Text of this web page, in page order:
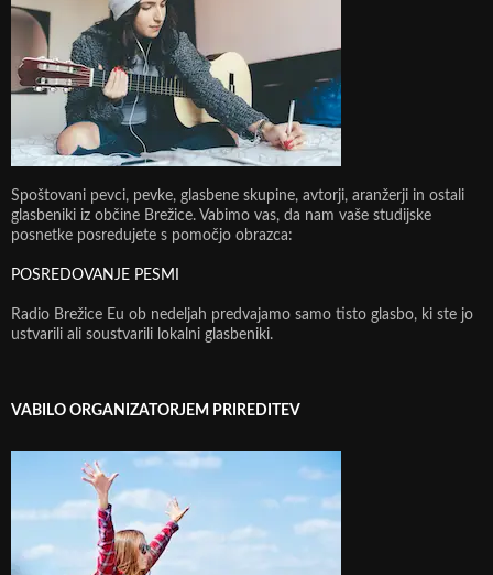
Spoštovani pevci, pevke, glasbene skupine, avtorji, aranžerji in ostali
glasbeniki iz občine Brežice. Vabimo vas, da nam vaše studijske
posnetke posredujete s pomočjo obrazca:
POSREDOVANJE PESMI
Radio Brežice Eu ob nedeljah predvajamo samo tisto glasbo, ki ste jo
ustvarili ali soustvarili lokalni glasbeniki.
VABILO ORGANIZATORJEM PRIREDITEV